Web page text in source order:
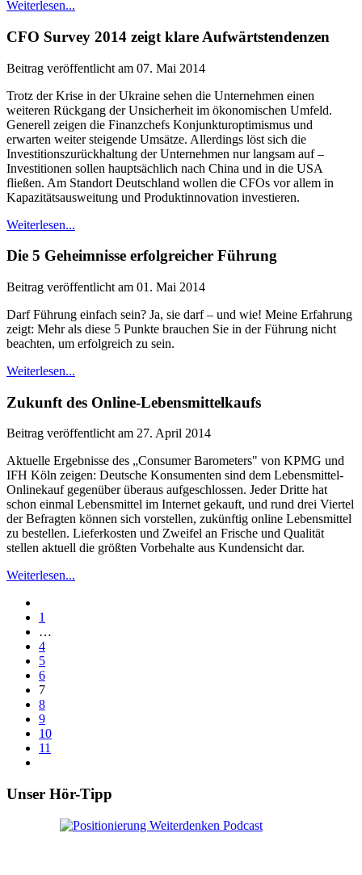
Weiterlesen...
CFO Survey 2014 zeigt klare Aufwärtstendenzen
Beitrag veröffentlicht am 07. Mai 2014
Trotz der Krise in der Ukraine sehen die Unternehmen einen
weiteren Rückgang der Unsicherheit im ökonomischen Umfeld.
Generell zeigen die Finanzchefs Konjunkturoptimismus und
erwarten weiter steigende Umsätze. Allerdings löst sich die
Investitionszurückhaltung der Unternehmen nur langsam auf –
Investitionen sollen hauptsächlich nach China und in die USA
fließen. Am Standort Deutschland wollen die CFOs vor allem in
Kapazitätsausweitung und Produktinnovation investieren.
Weiterlesen...
Die 5 Geheimnisse erfolgreicher Führung
Beitrag veröffentlicht am 01. Mai 2014
Darf Führung einfach sein? Ja, sie darf – und wie! Meine Erfahrung
zeigt: Mehr als diese 5 Punkte brauchen Sie in der Führung nicht
beachten, um erfolgreich zu sein.
Weiterlesen...
Zukunft des Online-Lebensmittelkaufs
Beitrag veröffentlicht am 27. April 2014
Aktuelle Ergebnisse des „Consumer Barometers" von KPMG und
IFH Köln zeigen: Deutsche Konsumenten sind dem Lebensmittel-
Onlinekauf gegenüber überaus aufgeschlossen. Jeder Dritte hat
schon einmal Lebensmittel im Internet gekauft, und rund drei Viertel
der Befragten können sich vorstellen, zukünftig online Lebensmittel
zu bestellen. Lieferkosten und Zweifel an Frische und Qualität
stellen aktuell die größten Vorbehalte aus Kundensicht dar.
Weiterlesen...
1
…
4
5
6
7
8
9
10
11
Unser Hör-Tipp